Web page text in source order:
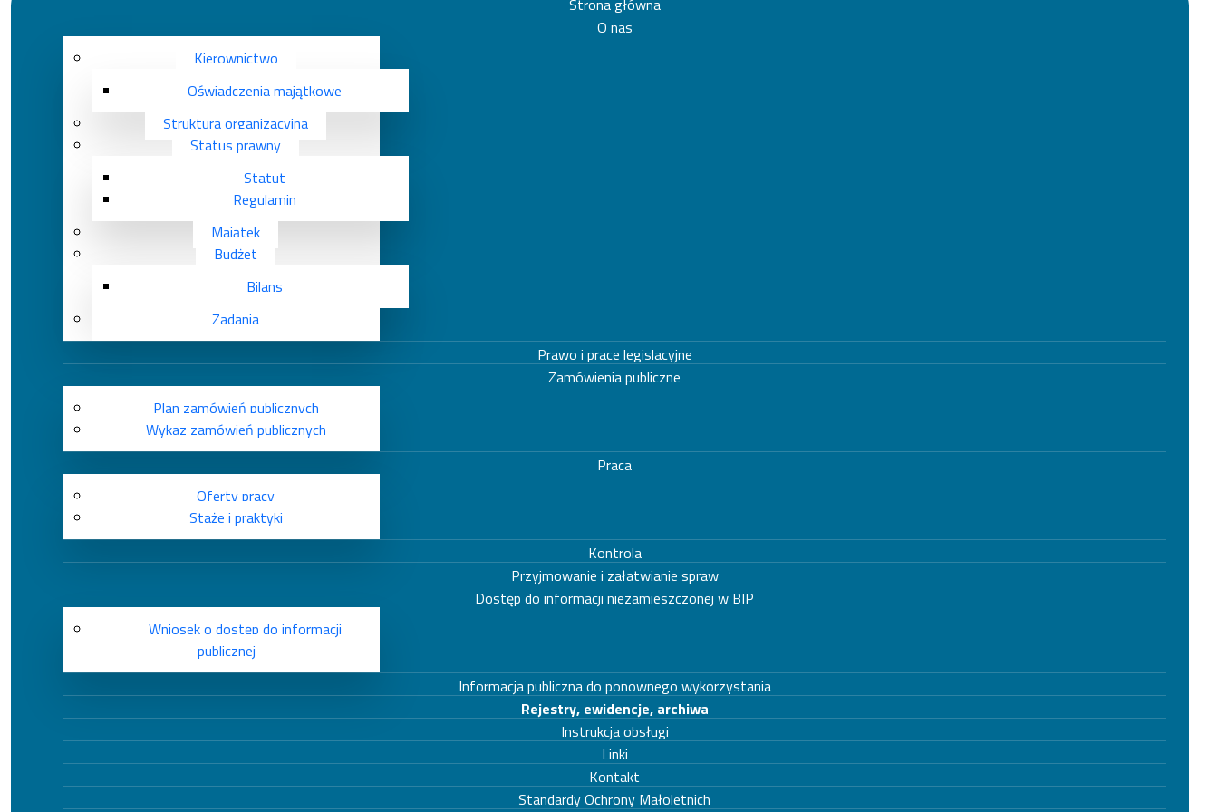
O nas
Kierownictwo
Oświadczenia majątkowe
Struktura organizacyjna
Status prawny
Statut
Regulamin
Majątek
Budżet
Bilans
Zadania
Prawo i prace legislacyjne
Zamówienia publiczne
Plan zamówień publicznych
Wykaz zamówień publicznych
Praca
Oferty pracy
Staże i praktyki
Kontrola
Przyjmowanie i załatwianie spraw
Dostęp do informacji niezamieszczonej w BIP
Wniosek o dostęp do informacji
publicznej
Informacja publiczna do ponownego wykorzystania
Rejestry, ewidencje, archiwa
Instrukcja obsługi
Linki
Kontakt
Standardy Ochrony Małoletnich